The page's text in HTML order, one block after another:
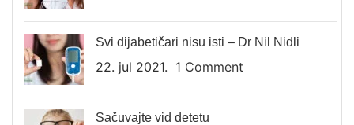
Svi dijabetičari nisu isti – Dr Nil Nidli
22. jul 2021. 1 Comment
Sačuvajte vid detetu